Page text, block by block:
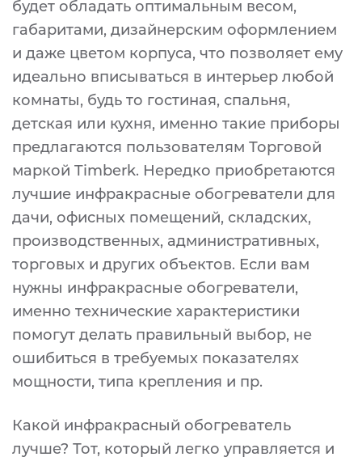
будет обладать оптимальным весом,
габаритами, дизайнерским оформлением
и даже цветом корпуса, что позволяет ему
идеально вписываться в интерьер любой
комнаты, будь то гостиная, спальня,
детская или кухня, именно такие приборы
предлагаются пользователям Торговой
маркой Timberk. Нередко приобретаются
лучшие инфракрасные обогреватели для
дачи, офисных помещений, складских,
производственных, административных,
торговых и других объектов. Если вам
нужны инфракрасные обогреватели,
именно технические характеристики
помогут делать правильный выбор, не
ошибиться в требуемых показателях
мощности, типа крепления и пр.
Какой инфракрасный обогреватель
лучше? Тот, который легко управляется и